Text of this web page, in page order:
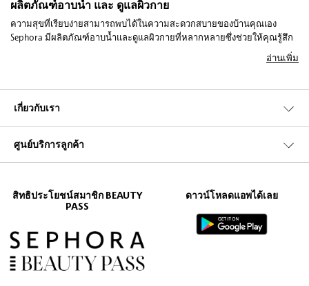
ผลิตภัณฑ์อาบน้ำ และ ดูแลผิวกาย
ความสุขที่เรียบง่ายสามารถพบได้ในความสะดวกสบายของบ้านคุณเอง
Sephora มีผลิตภัณฑ์อาบน้ำและดูแลผิวกายที่หลากหลายซึ่งช่วยให้คุณรู้สึก
ของโลก ซึ่งออกแบบมาเพื่อให้ผลลัพธ์ที่ยอดเยี่ยมและทำให้ผิวของคุณเปล่ง
เพลิดเพลินกับประสบการณ์สปาที่หรูหราและผ่อนคลาย ค้นพบผลิตภัณฑ์อาบ
น้ำและดูแลผิวกายจาก Sephora ที่จะช่วยให้คุณได้รับประโยชน์สูงสุดจาก
อาบน้ำและดูแลผิวกายที่ช่วยยกระดับการอาบน้ำหรืออาบน้ำของคุณ เติมเต็ม
ห้องของคุณด้วยกลิ่นหอมที่น่าดึงดูด และทาผิวของคุณด้วยมอยเจอร์ไรเซอร์
เจลอาบน้ำ
เริ่มต้นด้วยการเคลียร์จิตใจของคุณด้วยการอาบน้ำที่ผ่อนคลายด้วยสูตรที่
สดชื่นและออร์แกนิกซึ่งช่วยเพิ่มพลังให้กับผิวแม้หลังจากการอาบน้ำ ลองใช้
ผลิตภัณฑ์ที่มีส่วนผสมธรรมชาติที่ทำความสะอาดและให้ความชุ่มชื้นแก่ผิว
อย่างอ่อนโยน เลือกระหว่างกลิ่นหอมหวานของส้มและมะลิ หรือกลิ่นหอมที่
เข้มข้นและมีเสน่ห์ของซีดาร์ซิตรัส ไม่ว่าคุณจะเลือกกลิ่นไหน ผลิตภัณฑ์
อ่านเพิ่ม
เกี่ยวกับเรา
ศูนย์บริการลูกค้า
สิทธิประโยชน์สมาชิก BEAUTY
PASS
ดาวน์โหลดแอพได้เลย